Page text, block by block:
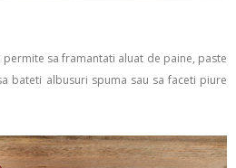
sa framantati aluat de paine, paste
bateti albusuri spuma sau sa faceti piure